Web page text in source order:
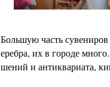
Большую часть
еребра, их в городе
шений и антиквариата,